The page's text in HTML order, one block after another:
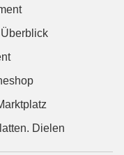
Dielen